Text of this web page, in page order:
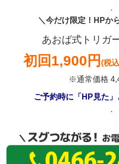
.
＼今だけ限定！HPか
あおば式トリガ
初回1,900円(税
※通常価格
ご予約時に「HP見た
.